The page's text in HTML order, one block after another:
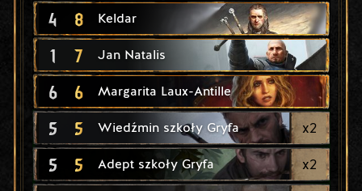
4 8 Keldar
1 7 Jan Natalis
6 6 Margarita Laux-Antille
5 5 Wiedźmin szkoły Gryfa x2
5 5 Adept szkoły Gryfa x2